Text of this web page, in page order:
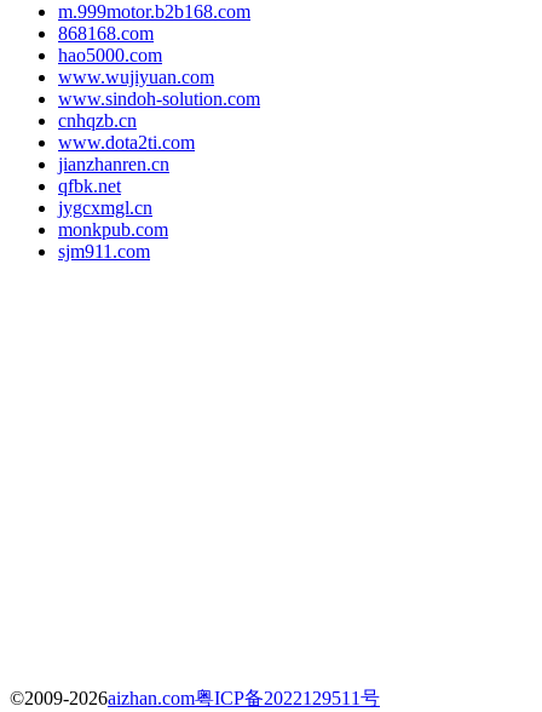
m.999motor.b2b168.com
868168.com
hao5000.com
www.wujiyuan.com
www.sindoh-solution.com
cnhqzb.cn
www.dota2ti.com
jianzhanren.cn
qfbk.net
jygcxmgl.cn
monkpub.com
sjm911.com
©2009-2026aizhan.com粤ICP备2022129511号